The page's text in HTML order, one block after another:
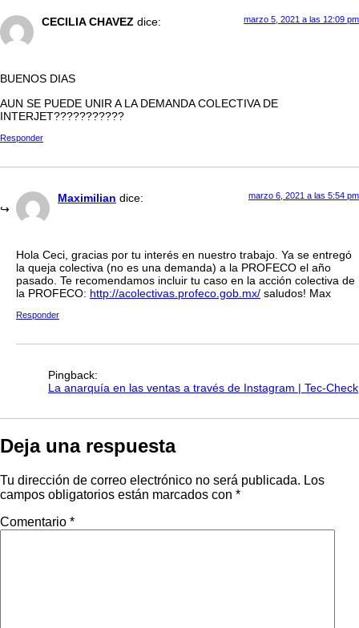
CECILIA CHAVEZ dice: marzo 5, 2021 a las 12:09 pm
BUENOS DIAS
AUN SE PUEDE UNIR A LA DEMANDA COLECTIVA DE
INTERJET???????????
Responder
Maximilian dice: marzo 6, 2021 a las 5:54 pm
Hola Ceci, gracias por tu interés en nuestro trabajo. Ya se entregó
la queja colectiva (no es una demanda) a la PROFECO el año
pasado. Te recomendamos incluir tu caso en la acción colectiva de
la PROFECO: http://acolectivas.profeco.gob.mx/ saludos! Max
Responder
Pingback:
La anarquía en las ventas a través de Instagram | Tec-Check
Deja una respuesta
Tu dirección de correo electrónico no será publicada. Los
campos obligatorios están marcados con *
Comentario *